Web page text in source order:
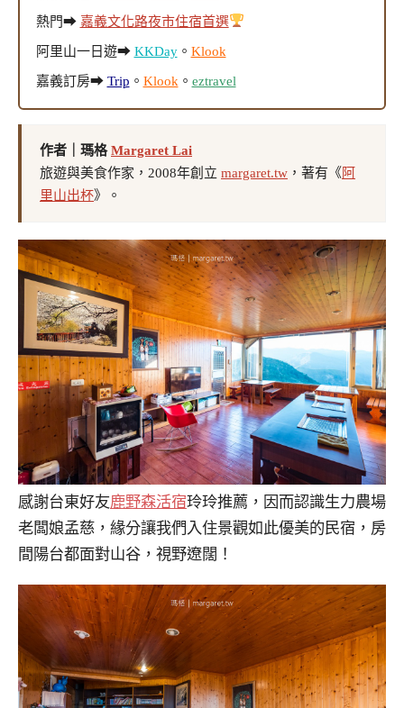
熱門➡ 嘉義文化路夜市住宿首選
阿里山一日遊➡ KKDay。 Klook
嘉義訂房➡ Trip 。 Klook 。 eztravel
作者｜瑪格Margaret Lai
旅遊與美食作家，2008年創立 margaret.tw ，著有《阿
里山出杯》。
感謝台東好友鹿野森活宿玲玲推薦，因而認識生力農場
老闆娘孟慈，緣分讓我們入住景觀如此優美的民宿，房
間陽台都面對山谷，視野遼闊！